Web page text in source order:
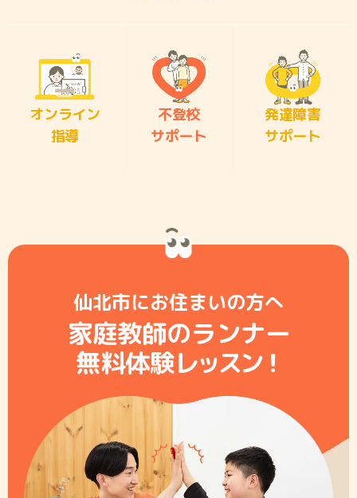
オンライン
指導
不登校
サポート
発達障害
サポート
仙北市にお住まいの方へ
家庭教師のランナー
無料体験レッスン！